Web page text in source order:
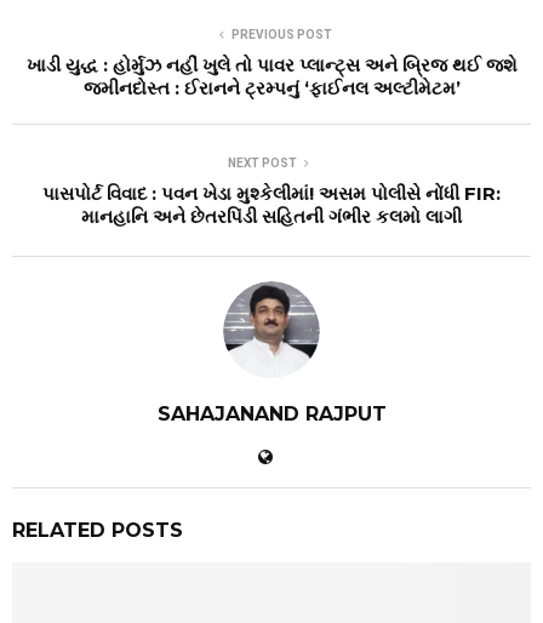
PREVIOUS POST
ખાડી યુદ્ધ : હોર્મુઝ નહીં ખુલે તો પાવર પ્લાન્ટ્સ અને બ્રિજ થઈ જશે
જમીનદોસ્ત : ઈરાનને ટ્રમ્પનું ‘ફાઈનલ અલ્ટીમેટમ’
NEXT POST
પાસપોર્ટ વિવાદ : પવન ખેડા મુશ્કેલીમાં! અસમ પોલીસે નોંધી FIR:
માનહાનિ અને છેતરપિંડી સહિતની ગંભીર કલમો લાગી
SAHAJANAND RAJPUT
RELATED POSTS